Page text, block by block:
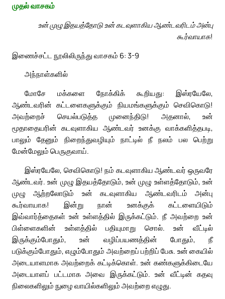
முதல் வாசகம்
உன் முழு இதயத்தோடு உன் கடவுளாகிய ஆண்டவரிடம் அன்பு
கூர்வாயாக!
இணைச்சட்ட நூலிலிருந்து வாசகம் 6: 3-9
அந்நாள்களில்
மோசே மக்களை நோக்கிக் கூறியது: இஸ்ரயேலே,
ஆண்டவரின் கட்டளைகளுக்கும் நியமங்களுக்கும் செவிகொடு!
அவற்றைச் செயல்படுத்த முனைந்திடு! அதனால், உன்
மூதாதையரின் கடவுளாகிய ஆண்டவர் உனக்கு வாக்களித்தபடி,
பாலும் தேனும் நிறைந்துவழியும் நாட்டில் நீ நலம் பல பெற்று
மேன்மேலும் பெருகுவாய்.
இஸ்ரயேலே, செவிகொடு! நம் கடவுளாகிய ஆண்டவர் ஒருவரே
ஆண்டவர். உன் முழு இதயத்தோடும், உன் முழு உள்ளத்தோடும், உன்
முழு ஆற்றலோடும் உன் கடவுளாகிய ஆண்டவரிடம் அன்பு
கூர்வாயாக! இன்று நான் உனக்குக் கட்டளையிடும்
இவ்வார்த்தைகள் உன் உள்ளத்தில் இருக்கட்டும். நீ அவற்றை உன்
பிள்ளைகளின் உள்ளத்தில் பதியுமாறு சொல். உன் வீட்டில்
இருக்கும்போதும், உன் வழிப்பயணத்தின் போதும், நீ
படுக்கும்போதும், எழும்போதும் அவற்றைப் பற்றிப் பேசு. உன் கையில்
அடையாளமாக அவற்றைக் கட்டிக்கொள். உன் கண்களுக்கிடையே
அடையாளப் பட்டமாக அவை இருக்கட்டும். உன் வீட்டின் கதவு
நிலைகளிலும் நுழை வாயில்களிலும் அவற்றை எழுது.